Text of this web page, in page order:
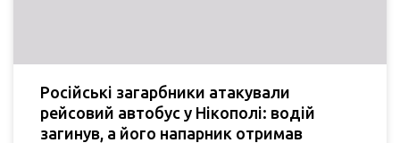
Російські загарбники атакували
рейсовий автобус у Нікополі: водій
загинув, а його напарник отримав